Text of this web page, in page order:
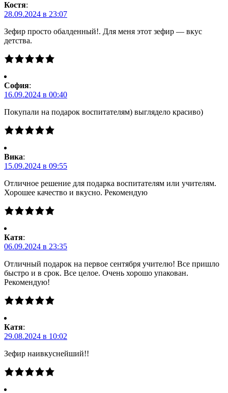
Костя:
28.09.2024 в 23:07
Зефир просто обалденный!. Для меня этот зефир — вкус
детства.
Cофия:
16.09.2024 в 00:40
Покупали на подарок воспитателям) выглядело красиво)
Вика:
15.09.2024 в 09:55
Отличное решение для подарка воспитателям или учителям.
Хорошее качество и вкусно. Рекомендую
Катя:
06.09.2024 в 23:35
Отличный подарок на первое сентября учителю! Все пришло
быстро и в срок. Все целое. Очень хорошо упакован.
Рекомендую!
Катя:
29.08.2024 в 10:02
Зефир наивкуснейший!!